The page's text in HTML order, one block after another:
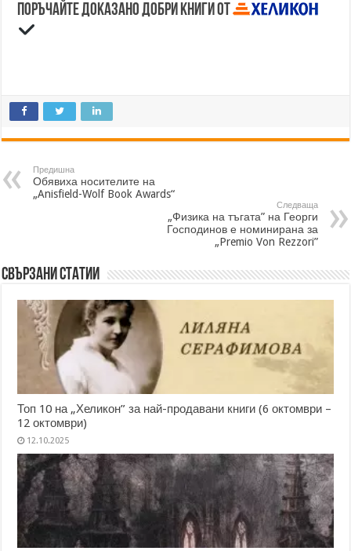
Поръчайте доказано добри книги от
Предишна
Обявиха носителите на
„Anisfield-Wolf Book Awards“
Следваща
„Физика на тъгата” на Георги
Господинов е номинирана за
„Premio Von Rezzori”
Свързани статии
Топ 10 на „Хеликон” за най-продавани книги (6 октомври –
12 октомври)
12.10.2025